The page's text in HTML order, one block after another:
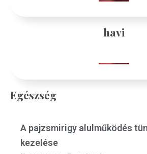
havi
Egészség
A pajzsmirigy alulműködés
kezelése